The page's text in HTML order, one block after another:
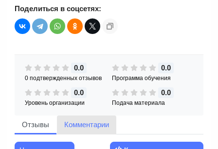
Поделиться в соцсетях:
0.0
0 подтвержденных отзывов
0.0
Программа обучения
0.0
Уровень организации
0.0
Подача материала
Отзывы Комментарии